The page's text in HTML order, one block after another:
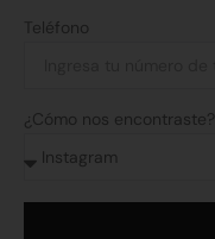
Teléfono
¿Cómo nos encontraste?